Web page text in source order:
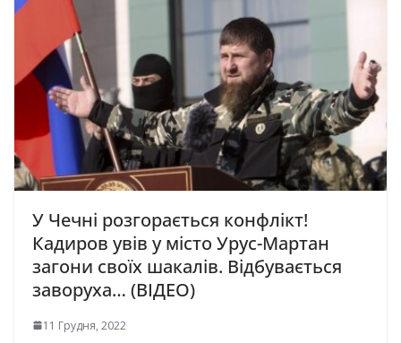
У Чечні розгорається конфлікт!
Кадиров увів у місто Урус-Мартан
загони своїх шакалів. Відбувається
заворуха… (ВІДЕО)
11 Грудня, 2022